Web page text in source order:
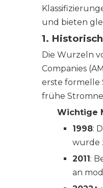
und bieten
1.
Die Wurzeln
Companies
erste formelle
frühe
Wichtige
1998:
wurde
2011:
an